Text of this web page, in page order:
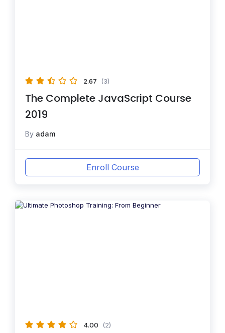
2.67 (3)
The Complete JavaScript Course
2019
By adam
Enroll Course
4.00 (2)